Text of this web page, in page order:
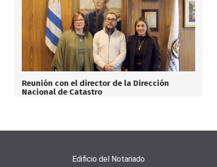
Reunión con el director de la Dirección
Nacional de Catastro
Edificio del Notariado